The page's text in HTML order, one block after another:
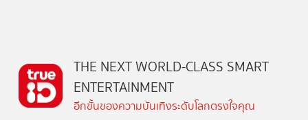
THE NEXT WORLD-CLASS SMART
ENTERTAINMENT
อีกขั้นของความบันเทิงระดับโลกตรงใจคุณ